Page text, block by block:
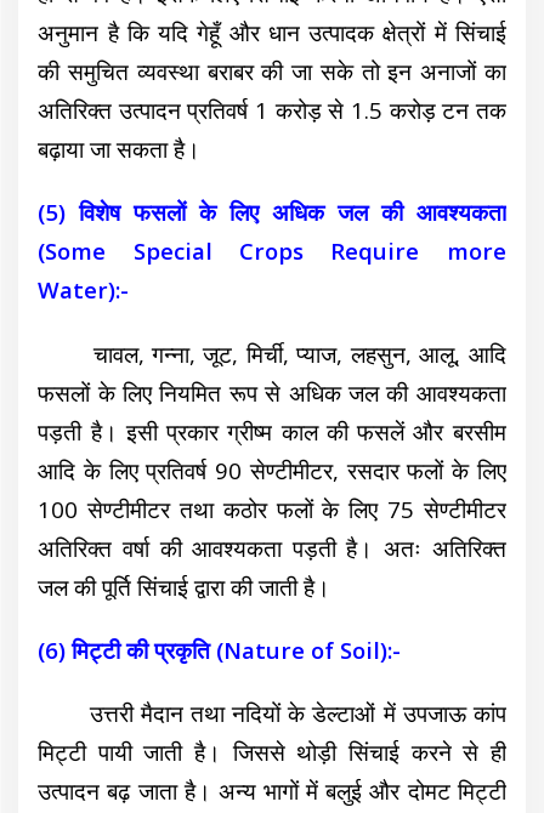
अनुमान है कि यदि गेहूँ और धान उत्पादक क्षेत्रों में सिंचाई
की समुचित व्यवस्था बराबर की जा सके तो इन अनाजों का
अतिरिक्त उत्पादन प्रतिवर्ष 1 करोड़ से 1.5 करोड़ टन तक
बढ़ाया जा सकता है।
(5) विशेष फसलों के लिए अधिक जल की आवश्यकता
(Some Special Crops Require more
Water):-
चावल, गन्ना, जूट, मिर्ची, प्याज, लहसुन, आलू, आदि
फसलों के लिए नियमित रूप से अधिक जल की आवश्यकता
पड़ती है। इसी प्रकार ग्रीष्म काल की फसलें और बरसीम
आदि के लिए प्रतिवर्ष 90 सेण्टीमीटर, रसदार फलों के लिए
100 सेण्टीमीटर तथा कठोर फलों के लिए 75 सेण्टीमीटर
अतिरिक्त वर्षा की आवश्यकता पड़ती है। अतः अतिरिक्त
जल की पूर्ति सिंचाई द्वारा की जाती है।
(6) मिट्टी की प्रकृति (Nature of Soil):-
उत्तरी मैदान तथा नदियों के डेल्टाओं में उपजाऊ कांप
मिट्टी पायी जाती है। जिससे थोड़ी सिंचाई करने से ही
उत्पादन बढ़ जाता है। अन्य भागों में बलुई और दोमट मिट्टी